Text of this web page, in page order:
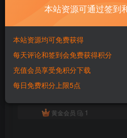
六九网单
2个月前更新
此内容为付费资源，请付费后查看
黄金会员
1
付费资源
本站资源可通过签到
本站资源均可免费获得
每天评论和签到会免费获得积分
充值会员享受免积分下载
每日免费积分上限5点